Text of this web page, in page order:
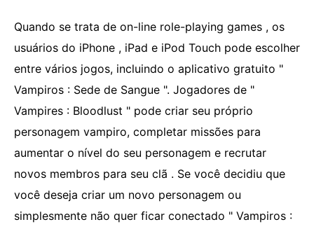
Quando se trata de on-line role-playing games , os
usuários do iPhone , iPad e iPod Touch pode escolher
entre vários jogos, incluindo o aplicativo gratuito "
Vampiros : Sede de Sangue ". Jogadores de "
Vampires : Bloodlust " pode criar seu próprio
personagem vampiro, completar missões para
aumentar o nível do seu personagem e recrutar
novos membros para seu clã . Se você decidiu que
você deseja criar um novo personagem ou
simplesmente não quer ficar conectado " Vampiros :